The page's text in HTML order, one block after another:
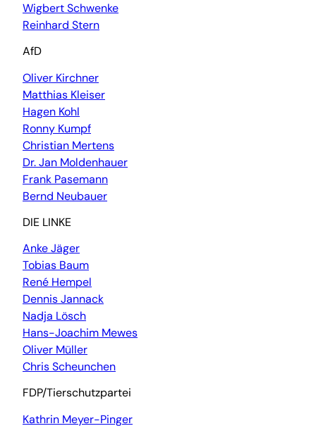
Wigbert Schwenke
Reinhard Stern
AfD
Oliver Kirchner
Matthias Kleiser
Hagen Kohl
Ronny Kumpf
Christian Mertens
Dr. Jan Moldenhauer
Frank Pasemann
Bernd Neubauer
DIE LINKE
Anke Jäger
Tobias Baum
René Hempel
Dennis Jannack
Nadja Lösch
Hans-Joachim Mewes
Oliver Müller
Chris Scheunchen
FDP/Tierschutzpartei
Kathrin Meyer-Pinger